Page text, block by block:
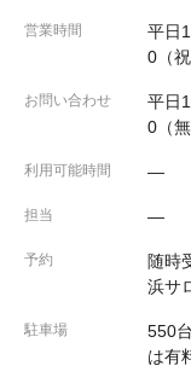
営業時間
平日
0（
お問い合わせ
平日
0（無
利用可能時間 ―
担当 ―
予約
随時
浜サ
駐車場
550
は有